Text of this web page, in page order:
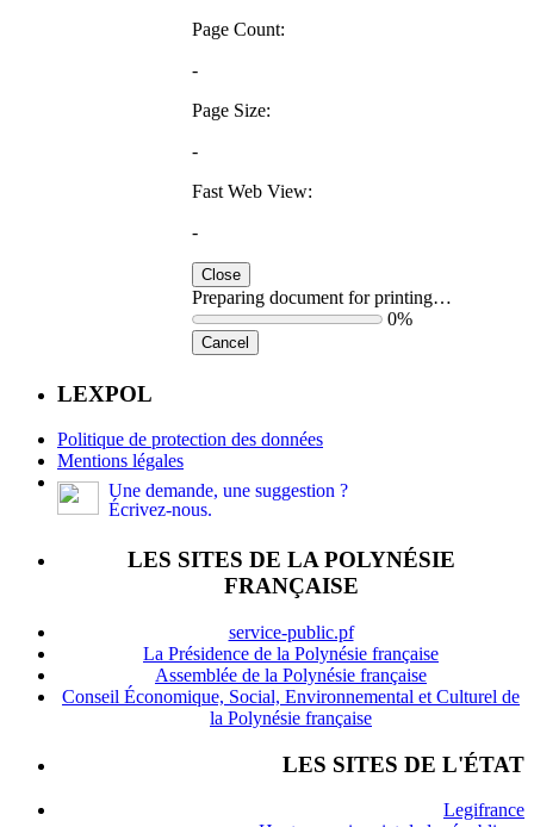
Page Count:
-
Page Size:
-
Fast Web View:
-
Close
Preparing document for printing…
0%
Cancel
LEXPOL
Politique de protection des données
Mentions légales
Une demande, une suggestion ?
Écrivez-nous.
LES SITES DE LA POLYNÉSIE
FRANÇAISE
service-public.pf
La Présidence de la Polynésie française
Assemblée de la Polynésie française
Conseil Économique, Social, Environnemental et Culturel de
la Polynésie française
LES SITES DE L'ÉTAT
Legifrance